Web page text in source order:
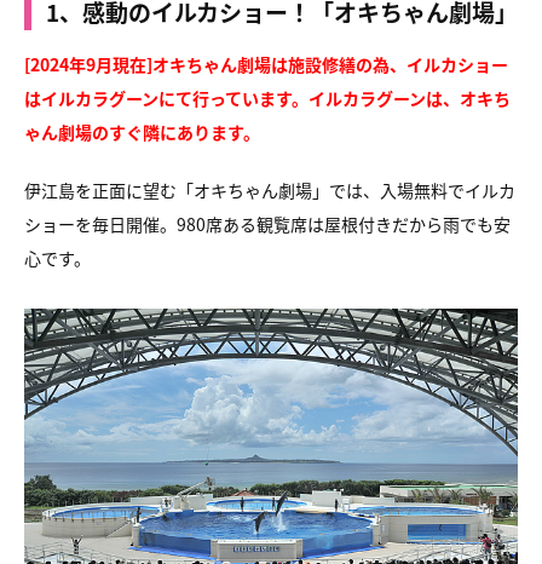
1、感動のイルカショー！「オキちゃん劇場」
[2024年9月現在]オキちゃん劇場は施設修繕の為、イルカショー
はイルカラグーンにて行っています。イルカラグーンは、オキち
ゃん劇場のすぐ隣にあります。
伊江島を正面に望む「オキちゃん劇場」では、 入場無料でイルカ
ショーを毎日開催。 980席ある観覧席は屋根付きだから雨でも安
心です。